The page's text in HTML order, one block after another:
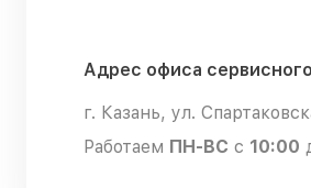
Адрес офиса
г. Казань, ул.
Работаем ПН-ВС с 10:00